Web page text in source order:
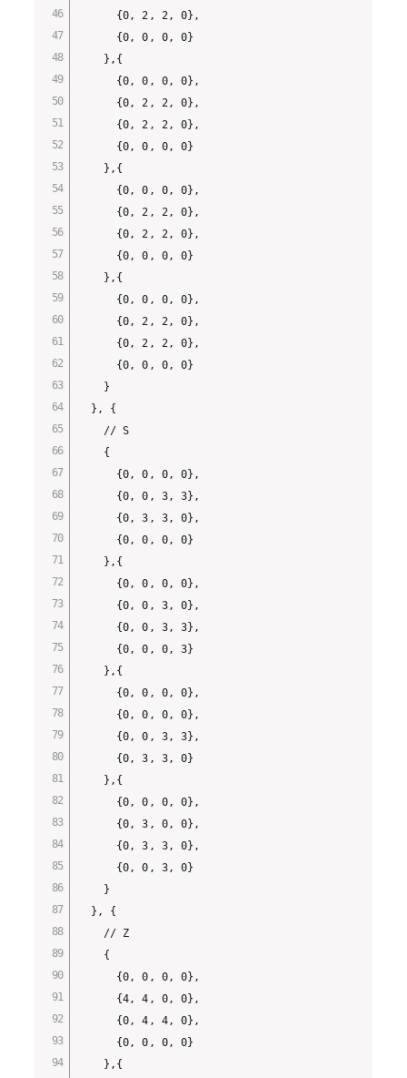
      {0, 2, 2, 0},
      {0, 0, 0, 0}
    },{
      {0, 0, 0, 0},
      {0, 2, 2, 0},
      {0, 2, 2, 0},
      {0, 0, 0, 0}
    },{
      {0, 0, 0, 0},
      {0, 2, 2, 0},
      {0, 2, 2, 0},
      {0, 0, 0, 0}
    },{
      {0, 0, 0, 0},
      {0, 2, 2, 0},
      {0, 2, 2, 0},
      {0, 0, 0, 0}
    }
  }, {
    // S
    {
      {0, 0, 0, 0},
      {0, 0, 3, 3},
      {0, 3, 3, 0},
      {0, 0, 0, 0}
    },{
      {0, 0, 0, 0},
      {0, 0, 3, 0},
      {0, 0, 3, 3},
      {0, 0, 0, 3}
    },{
      {0, 0, 0, 0},
      {0, 0, 0, 0},
      {0, 0, 3, 3},
      {0, 3, 3, 0}
    },{
      {0, 0, 0, 0},
      {0, 3, 0, 0},
      {0, 3, 3, 0},
      {0, 0, 3, 0}
    }
  }, {
    // Z
    {
      {0, 0, 0, 0},
      {4, 4, 0, 0},
      {0, 4, 4, 0},
      {0, 0, 0, 0}
    },{